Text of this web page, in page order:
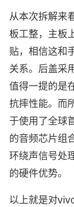
从本次拆解来
板工整，主板
贴，相信这和
关系。后盖采
值得一提的是
抗摔性能。而
于使用了全球
的音频芯片组
环绕声信号处
的硬件优势。
以上就是对